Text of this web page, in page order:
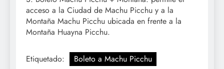
acceso a la Ciudad de Machu Picchu y a la
Montaña Machu Picchu ubicada en frente a la
Montaña Huayna Picchu.
Etiquetado:
Boleto a Machu Picchu